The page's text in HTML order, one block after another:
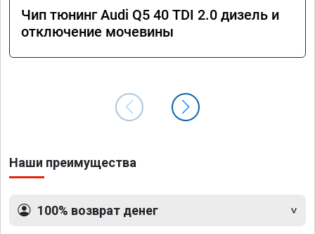
Чип тюнинг Audi Q5 40 TDI 2.0 дизель и
отключение мочевины
Наши преимущества
100% возврат денег